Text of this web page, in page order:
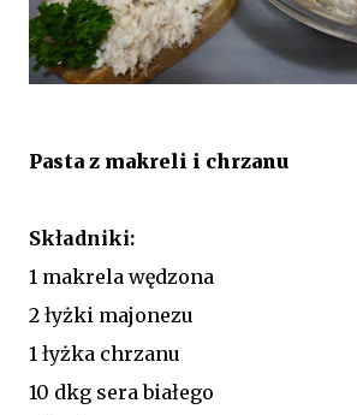
Pasta z makreli i chrzanu
Składniki:
1 makrela wędzona
2 łyżki majonezu
1 łyżka chrzanu
10 dkg sera białego